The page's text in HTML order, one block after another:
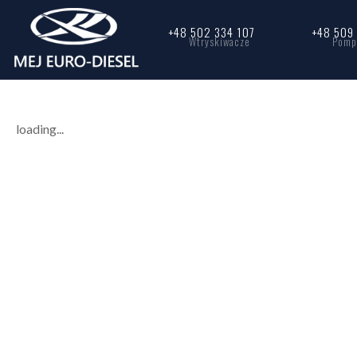
+48 502 334 107
Wtryskiwacze
+48
loading...